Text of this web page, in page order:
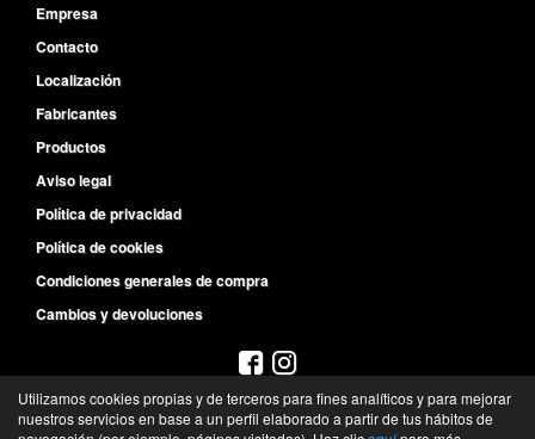
Empresa
Contacto
Localización
Fabricantes
Productos
Aviso legal
Política de privacidad
Política de cookies
Condiciones generales de compra
Cambios y devoluciones
922 643 200
Utilizamos cookies propias y de terceros para fines analíticos y para mejorar
nuestros servicios en base a un perfil elaborado a partir de tus hábitos de